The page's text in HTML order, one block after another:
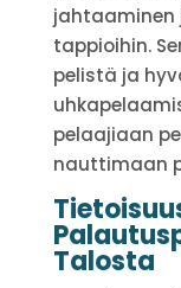
jahtaaminen
tappioihin.
pelistä ja
pelaajiaan
nauttimaan
Talosta